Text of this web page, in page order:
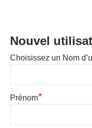
Nouvel
Choisissez un Nom
Prénom*